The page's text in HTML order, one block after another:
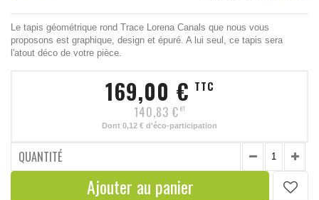
Le tapis géométrique rond Trace Lorena Canals que nous vous
proposons est graphique, design et épuré. A lui seul, ce tapis sera
l'atout déco de votre pièce.
169,00 € TTC
140,83 € HT
Dont 0,12 € d'éco-participation
QUANTITÉ
Ajouter au panier